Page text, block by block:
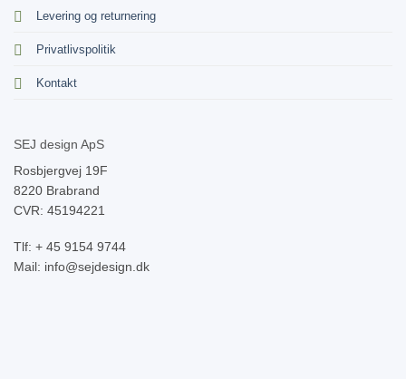
Levering og returnering
Privatlivspolitik
Kontakt
SEJ design ApS
Rosbjergvej 19F
8220 Brabrand
CVR: 45194221
Tlf: + 45 9154 9744
Mail: info@sejdesign.dk